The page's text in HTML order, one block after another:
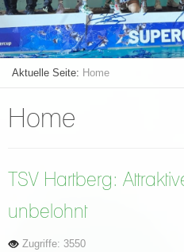
Aktuelle Seite: Home
Home
TSV Hartberg:
unbelohnt
Zugriffe: 3550